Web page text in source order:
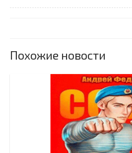
Похожие новости